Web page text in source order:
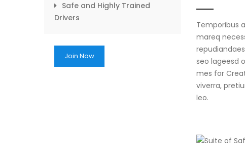
Temporibus
mareq
seo lageesd
mes for
viverra,
leo.
Safe and Highly Trained
Drivers
Join Now